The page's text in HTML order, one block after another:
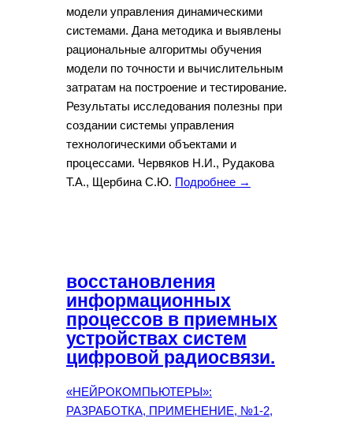
модели управления динамическими
системами. Дана методика и выявлены
рациональные алгоритмы обучения
модели по точности и вычислительным
затратам на построение и тестирование.
Результаты исследования полезны при
создании системы управления
технологическими объектами и
процессами. Червяков Н.И., Рудакова
Т.А., Щербина С.Ю. Подробнее →
восстановления
информационных
процессов в приемных
устройствах систем
цифровой радиосвязи.
«НЕЙРОКОМПЬЮТЕРЫ»:
РАЗРАБОТКА, ПРИМЕНЕНИЕ, №1-2,